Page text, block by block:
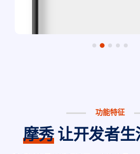
功能特征
摩秀让开发者生